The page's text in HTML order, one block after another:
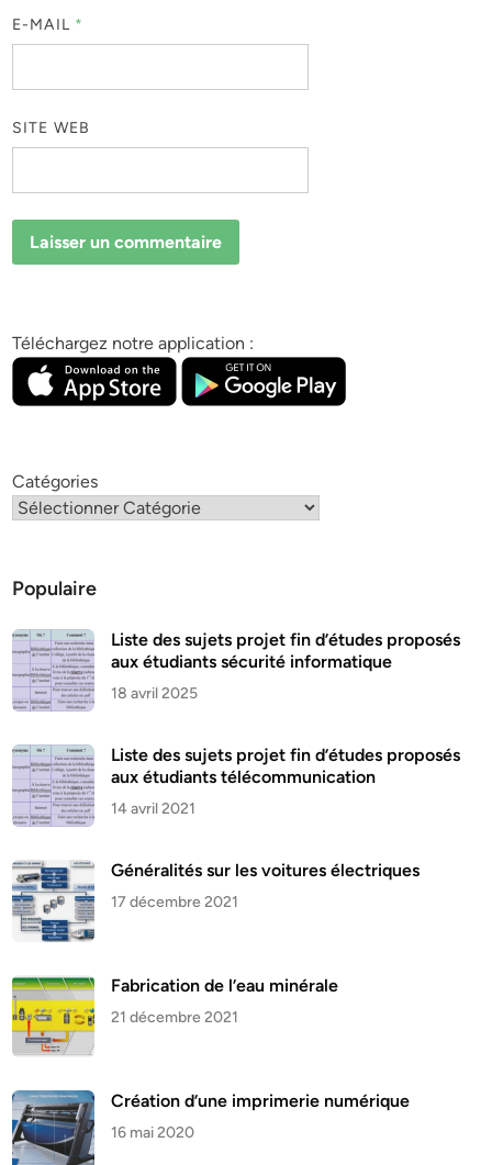
E-MAIL *
SITE WEB
Téléchargez notre application :
Catégories
Populaire
Liste des sujets projet fin d’études proposés
aux étudiants sécurité informatique
18 avril 2025
Liste des sujets projet fin d’études proposés
aux étudiants télécommunication
14 avril 2021
Généralités sur les voitures électriques
17 décembre 2021
Fabrication de l’eau minérale
21 décembre 2021
Création d’une imprimerie numérique
16 mai 2020